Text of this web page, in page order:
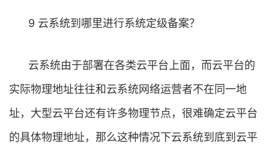
9 云系统到哪里进行系统定级备案？
云系统由于部署在各类云平台上面，而云平台的
实际物理地址往往和云系统网络运营者不在同一地
址，大型云平台还有许多物理节点，很难确定云平台
的具体物理地址，那么这种情况下云系统到底到云平